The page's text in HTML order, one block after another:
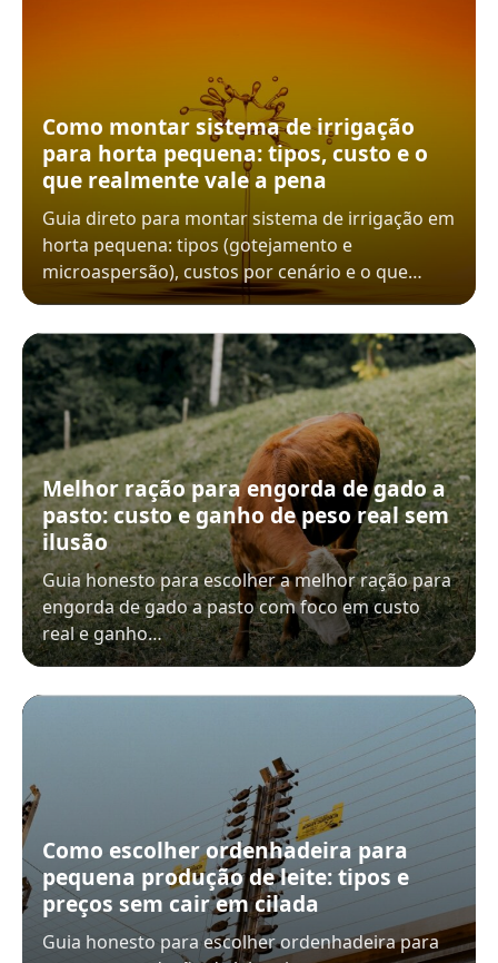
Como montar sistema de irrigação
para horta pequena: tipos, custo e o
que realmente vale a pena
Guia direto para montar sistema de irrigação em
horta pequena: tipos (gotejamento e
microaspersão), custos por cenário e o que…
Melhor ração para engorda de gado a
pasto: custo e ganho de peso real sem
ilusão
Guia honesto para escolher a melhor ração para
engorda de gado a pasto com foco em custo
real e ganho…
Como escolher ordenhadeira para
pequena produção de leite: tipos e
preços sem cair em cilada
Guia honesto para escolher ordenhadeira para